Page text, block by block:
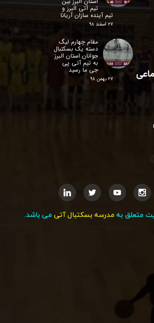
تیم آتی البرز و
تیم آینده سازان آریانا
۲۷ اسفند ۹۸
مقام چهارم لیگ
دسته یک بسکتبال
جوانان استان البرز‌
به تیم آتی پی
جی ما رسید
۲۷ بهمن ۹۸
متعلق به مدرسه بسکتبال آتی می باشد.